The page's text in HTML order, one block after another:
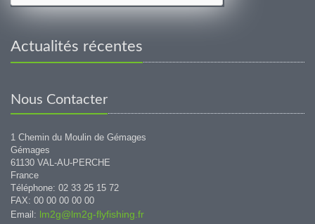
Actualités récentes
Nous Contacter
1 Chemin du Moulin de Gémages
Gémages
61130 VAL-AU-PERCHE
France
Téléphone: 02 33 25 15 72
FAX: 00 00 00 00 00
Email: lm2g@lm2g-flyfishing.fr